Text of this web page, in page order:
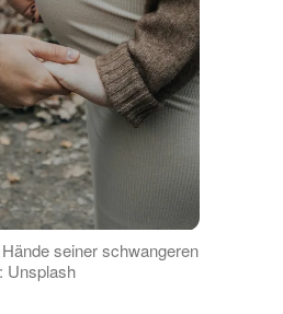
seiner schwangeren
Unsplash